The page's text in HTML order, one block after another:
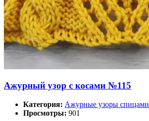
Ажурный узор с косами №115
Категория: Ажурные узоры спицами
Просмотры: 901